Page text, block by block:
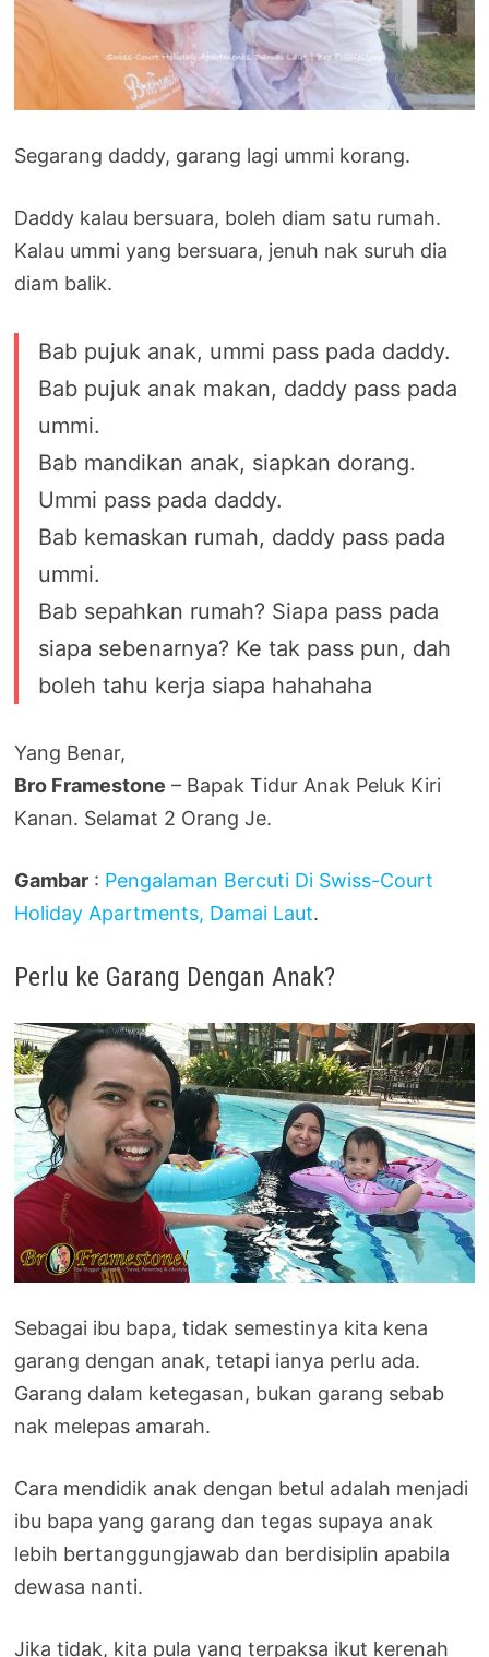
Segarang daddy, garang lagi ummi korang.
Daddy kalau bersuara, boleh diam satu rumah.
Kalau ummi yang bersuara, jenuh nak suruh dia
diam balik.
Bab pujuk anak, ummi pass pada daddy.
Bab pujuk anak makan, daddy pass pada
ummi.
Bab mandikan anak, siapkan dorang.
Ummi pass pada daddy.
Bab kemaskan rumah, daddy pass pada
ummi.
Bab sepahkan rumah? Siapa pass pada
siapa sebenarnya? Ke tak pass pun, dah
boleh tahu kerja siapa hahahaha
Yang Benar,
Bro Framestone – Bapak Tidur Anak Peluk Kiri
Kanan. Selamat 2 Orang Je.
Gambar : Pengalaman Bercuti Di Swiss-Court
Holiday Apartments, Damai Laut.
Perlu ke Garang Dengan Anak?
Sebagai ibu bapa, tidak semestinya kita kena
garang dengan anak, tetapi ianya perlu ada.
Garang dalam ketegasan, bukan garang sebab
nak melepas amarah.
Cara mendidik anak dengan betul adalah menjadi
ibu bapa yang garang dan tegas supaya anak
lebih bertanggungjawab dan berdisiplin apabila
dewasa nanti.
Jika tidak, kita pula yang terpaksa ikut kerenah